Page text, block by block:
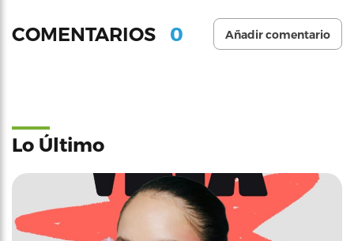
COMENTARIOS 0 Añadir comentario
Lo Último